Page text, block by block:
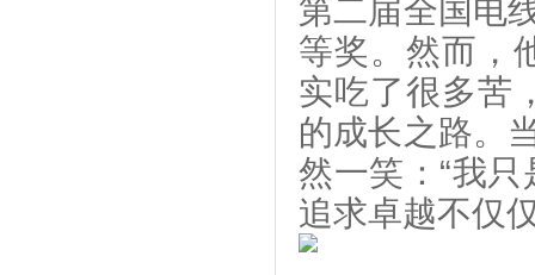
第二届全国电
等奖。然而，
实吃了很多苦
的成长之路。
然一笑：“我
追求卓越不仅